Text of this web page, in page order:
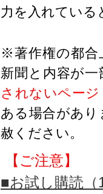
力を入れている
※著作権の都合
新聞と内容が
されないペー
ある場合があ
赦ください。
【ご注意】
■お試し購読